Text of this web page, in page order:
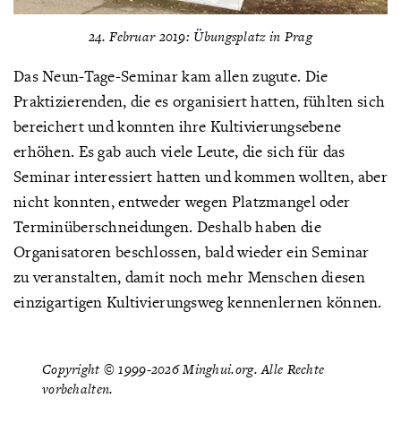
24. Februar 2019: Übungsplatz in Prag
Das Neun-Tage-Seminar kam allen zugute. Die
Praktizierenden, die es organisiert hatten, fühlten sich
bereichert und konnten ihre Kultivierungsebene
erhöhen. Es gab auch viele Leute, die sich für das
Seminar interessiert hatten und kommen wollten, aber
nicht konnten, entweder wegen Platzmangel oder
Terminüberschneidungen. Deshalb haben die
Organisatoren beschlossen, bald wieder ein Seminar
zu veranstalten, damit noch mehr Menschen diesen
einzigartigen Kultivierungsweg kennenlernen können.
Copyright © 1999-2026 Minghui.org. Alle Rechte
vorbehalten.